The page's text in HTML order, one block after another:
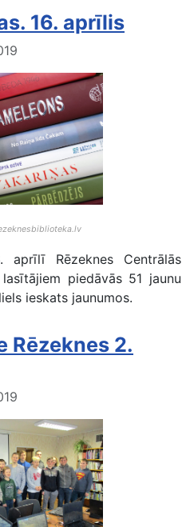
16. aprīlis
Rēzeknes Centrālās
piedāvās 51 jaunu
ieskats jaunumos.
Rēzeknes 2.